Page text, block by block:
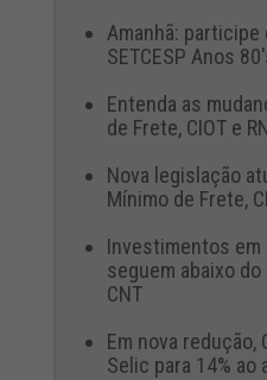
Amanhã: participe
SETCESP Anos
Entenda as
de Frete, CIOT e
Nova legislação
Mínimo de Frete,
Investimentos
seguem abaixo
CNT
Em nova redução,
Selic para 14% ao